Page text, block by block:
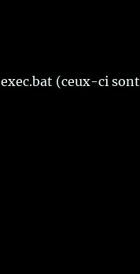
(ceux-ci sont